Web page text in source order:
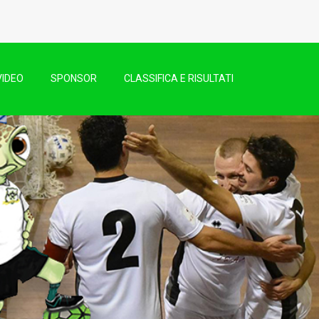
SPONSOR CLASSIFICA E RISULTATI